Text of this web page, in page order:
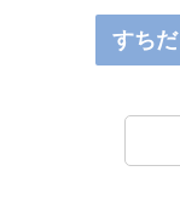
すちだ